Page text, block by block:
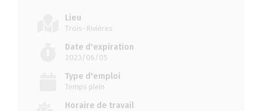
Lieu
Trois-Rivières
Date d'expiration
2023/06/05
Type d'emploi
Temps plein
Horaire de travail